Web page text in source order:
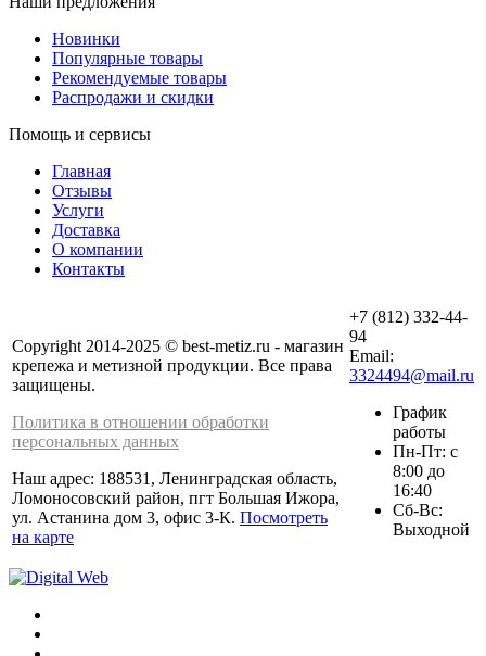
Новинки
Популярные товары
Рекомендуемые товары
Распродажи и скидки
Помощь и сервисы
Главная
Отзывы
Услуги
Доставка
О компании
Контакты
Copyright 2014-2025 © best-metiz.ru - магазин
крепежа и метизной продукции. Все права
защищены.
Политика в отношении обработки
персональных данных
Наш адрес: 188531, Ленинградская область,
Ломоносовский район, пгт Большая Ижора,
ул. Астанина дом 3, офис 3-К. Посмотреть
на карте
+7 (812) 332-44-
94
Email:
3324494@mail.ru
График
работы
Пн-Пт: с
8:00 до
16:40
Сб-Вс:
Выходной